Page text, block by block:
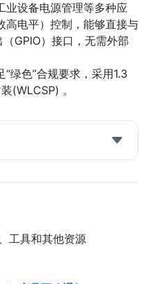
业设备电源管理等多种应
高电平）控制，能够直接与
GPIO）接口，无需外部
绿色”合规要求，采用1.3
(WLCSP) 。
工具和其他资源